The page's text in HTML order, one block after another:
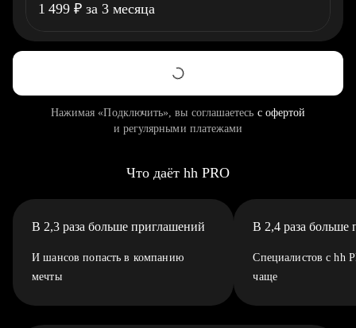
1 499 ₽ за 3 месяца
Нажимая «Подключить», вы соглашаетесь с офертой
и регулярными платежами
Что даёт hh PRO
В 2,3 раза больше приглашений
И шансов попасть в компанию
мечты
В 2,4 раза больше
Специалистов с hh
чаще